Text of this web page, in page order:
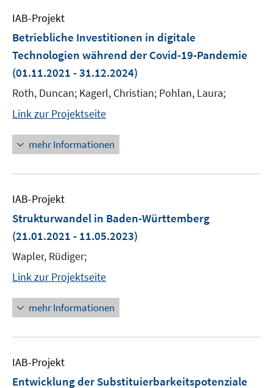
IAB-Projekt
Betriebliche Investitionen in digitale
Technologien während der Covid-19-Pandemie
(01.11.2021 - 31.12.2024)
Roth, Duncan; Kagerl, Christian; Pohlan, Laura;
Link zur Projektseite
mehr Informationen
IAB-Projekt
Strukturwandel in Baden-Württemberg
(21.01.2021 - 11.05.2023)
Wapler, Rüdiger;
Link zur Projektseite
mehr Informationen
IAB-Projekt
Entwicklung der Substituierbarkeitspotenziale